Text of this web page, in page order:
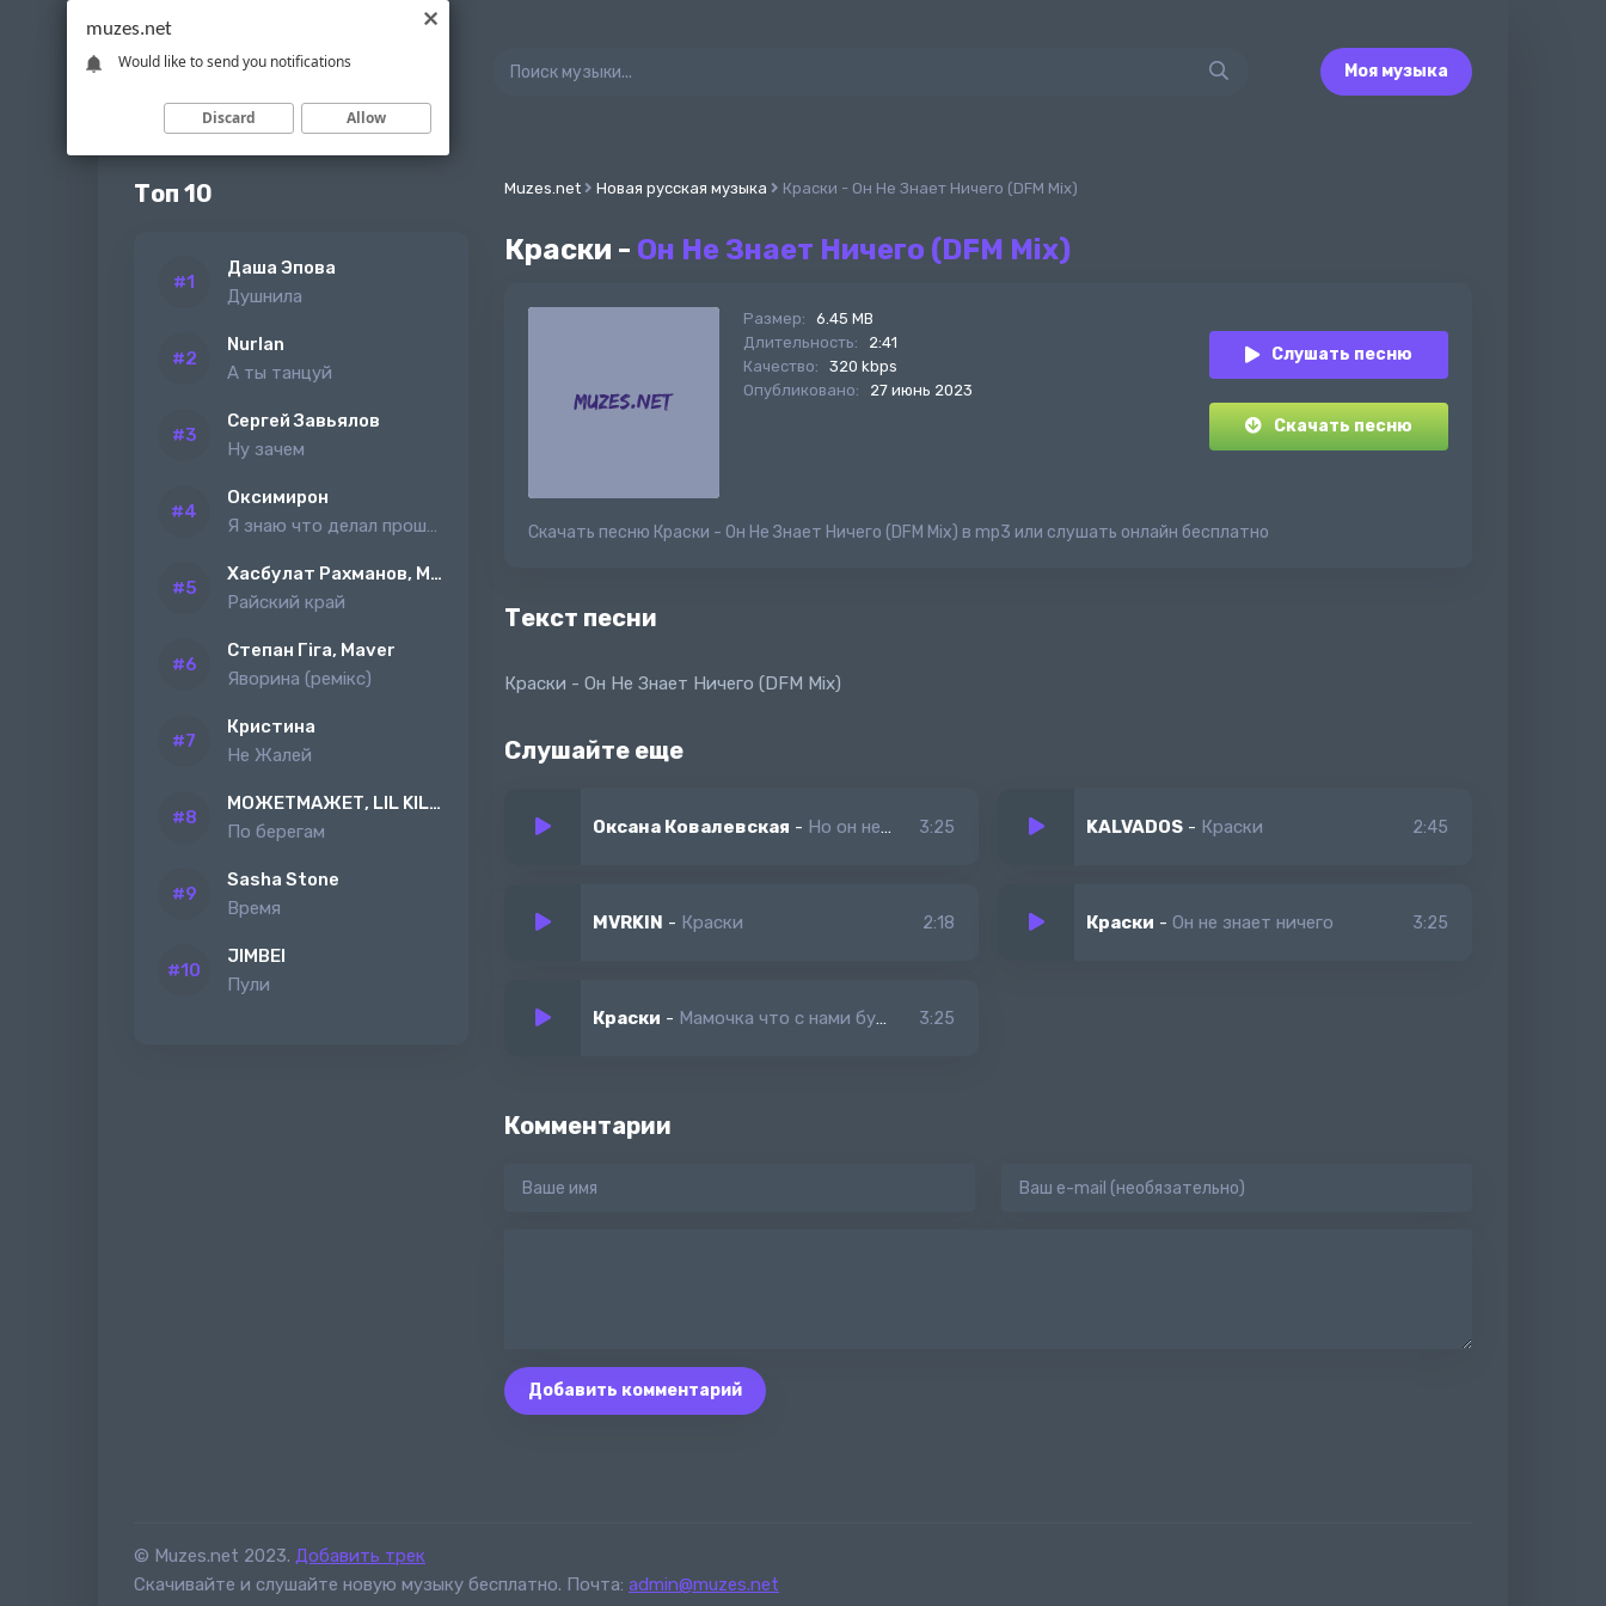
Моя музыка
Топ 10
Даша Эпова
Душнила
Nurlan
А ты танцуй
Сергей Завьялов
Ну зачем
Оксимирон
Я знаю что делал прошлым летом
Хасбулат Рахманов, MAGAS
Райский край
Степан Гіга, Maver
Яворина (ремiкс)
Кристина
Не Жалей
МОЖЕТМАЖЕТ, LIL KILAH
По берегам
Sasha Stone
Время
JIMBEI
Пули
Muzes.net Новая русская музыка Краски - Он Не Знает Ничего (DFM Mix)
Краски - Он Не Знает Ничего (DFM Mix)
Размер:
6.45 MB
Длительность:
2:41
Качество:
320 kbps
Опубликовано:
27 июнь 2023
Слушать песню
Скачать песню
Скачать песню Краски - Он Не Знает Ничего (DFM Mix) в mp3 или слушать онлайн бесплатно
Текст песни
Краски - Он Не Знает Ничего (DFM Mix)
Слушайте еще
Оксана Ковалевская - Но он не знает ничего 3:25 KALVADOS - Краски 2:45
MVRKIN - Краски 2:18 Краски -Он не знает ничего 3:25
Краски - Мамочка что с нами будет я полюбила бандита 3:25
Комментарии
Добавить комментарий
© Muzes.net 2023. Добавить трек
Скачивайте и слушайте новую музыку бесплатно. Почта: admin@muzes.net
muzes.net
Would like to send you notifications
Discard Allow